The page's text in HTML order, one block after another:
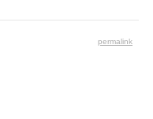
permalink